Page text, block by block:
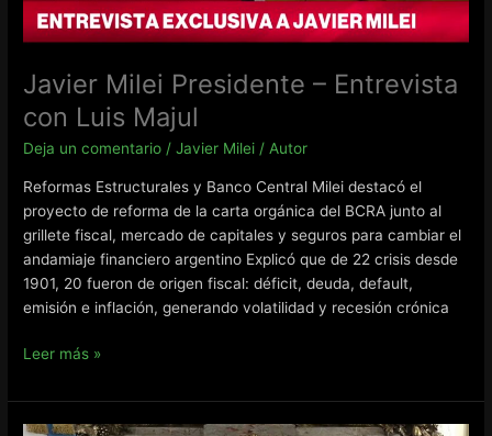
Javier Milei Presidente – Entrevista
con Luis Majul
Deja un comentario /Javier Milei /Autor
Reformas Estructurales y Banco Central Milei destacó el
proyecto de reforma de la carta orgánica del BCRA junto al
grillete fiscal, mercado de capitales y seguros para cambiar el
andamiaje financiero argentino Explicó que de 22 crisis desde
1901, 20 fueron de origen fiscal: déficit, deuda, default,
emisión e inflación, generando volatilidad y recesión crónica
Javier
Presidente
–
Leer más »